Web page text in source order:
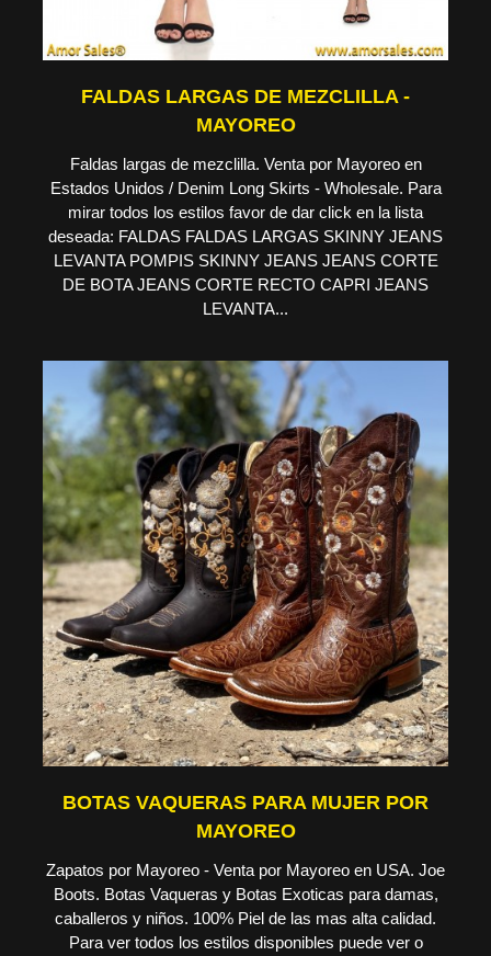
FALDAS LARGAS DE MEZCLILLA -
MAYOREO
Faldas largas de mezclilla. Venta por Mayoreo en
Estados Unidos / Denim Long Skirts - Wholesale. Para
mirar todos los estilos favor de dar click en la lista
deseada: FALDAS FALDAS LARGAS SKINNY JEANS
LEVANTA POMPIS SKINNY JEANS JEANS CORTE
DE BOTA JEANS CORTE RECTO CAPRI JEANS
LEVANTA...
BOTAS VAQUERAS PARA MUJER POR
MAYOREO
Zapatos por Mayoreo - Venta por Mayoreo en USA. Joe
Boots. Botas Vaqueras y Botas Exoticas para damas,
caballeros y niños. 100% Piel de las mas alta calidad.
Para ver todos los estilos disponibles puede ver o